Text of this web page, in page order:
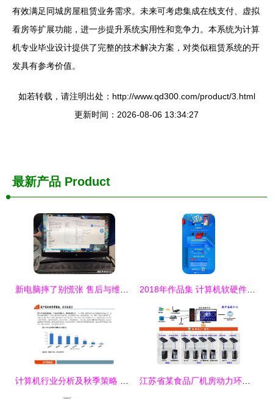
有效满足同城房屋租赁业务需求。未来可考虑集成在线支付、虚拟
看房等扩展功能，进一步提升系统实用性和竞争力。本系统为计算
机专业毕业设计提供了完整的技术解决方案，对类似租赁系统的开
发具有参考价值。
如若转载，请注明出处：http://www.qd300.com/product/3.html
更新时间：2026-08-06 13:34:27
最新产品 Product